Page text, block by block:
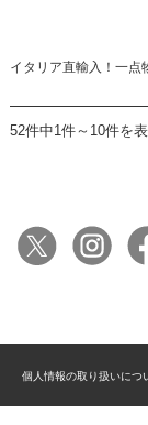
イタリア直輸入！一点
52件中1件～10件を
個人情報の取り扱いにつ